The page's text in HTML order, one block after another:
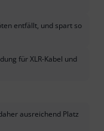
entfällt, und spart so
für XLR-Kabel und
ausreichend Platz